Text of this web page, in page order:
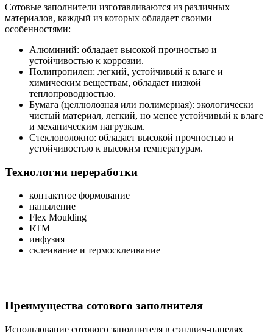
Сотовые заполнители изготавливаются из различных
материалов, каждый из которых обладает своими
особенностями:
Алюминий: обладает высокой прочностью и
устойчивостью к коррозии.
Полипропилен: легкий, устойчивый к влаге и
химическим веществам, обладает низкой
теплопроводностью.
Бумага (целлюлозная или полимерная): экологически
чистый материал, легкий, но менее устойчивый к влаге
и механическим нагрузкам.
Стекловолокно: обладает высокой прочностью и
устойчивостью к высоким температурам.
Технологии переработки
контактное формование
напыление
Flex Moulding
RTM
инфузия
склеивание и термосклеивание
Преимущества сотового заполнителя
Использование сотового заполнителя в сэндвич-панелях